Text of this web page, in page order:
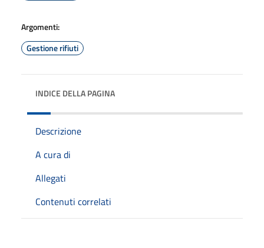
Argomenti:
Gestione rifiuti
INDICE DELLA PAGINA
Descrizione
A cura di
Allegati
Contenuti correlati